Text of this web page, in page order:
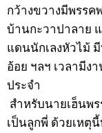
กว้างขวางมีพรรค
บ้านกะวาปาลาย
แดนนักเลงหัวไม้
อ้อย ฯลฯ เวลามีง
ประจำ
สำหรับนายเฮ็นพ
เป็นลูกพี่ ด้วยเหตุ